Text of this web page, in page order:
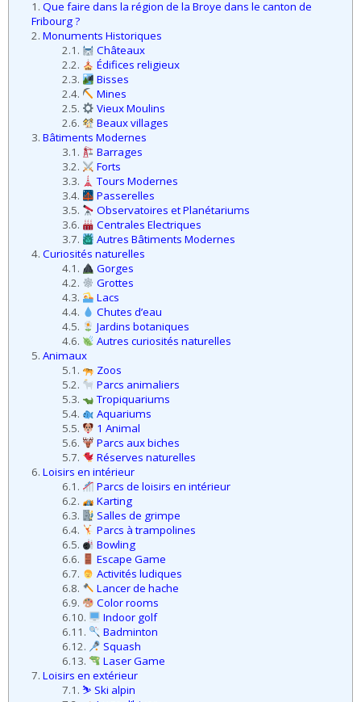
4.1.
Gorges
4.2.
4.3.
Lacs
4.4.
Chutes d’eau
4.5.
Jardins botaniques
4.6.
Autres curiosités naturelles
Animaux
5.1.
Zoos
5.2.
Parcs animaliers
5.3.
Tropiquariums
5.4.
Aquariums
5.5.
1 Animal
5.6.
Parcs aux biches
5.7.
Réserves naturelles
Loisirs en intérieur
6.1.
Parcs de loisirs en intérieur
6.2.
Karting
6.3.
Salles de grimpe
6.4.
Parcs à trampolines
6.5.
Bowling
6.6.
Escape Game
6.7.
Activités ludiques
6.8.
Lancer de hache
6.9.
Color rooms
6.10.
6.11.
Badminton
6.12.
Squash
6.13.
Laser Game
Loisirs en extérieur
7.1. ⛷️ Ski alpin
7.2.
Luge d’hiver
7.3.
Bouées sur neige
7.4.
Parcs de loisirs en extérieur
7.5.
Paintball
7.6.
Minigolf
7.7.
Luge d’été
7.8.
Activités nautiques
7.9.
Trottinherbes
7.10.
Accrobranches
7.11.
Labyrinthes
7.12.🏌️ Golf
7.13.🏌️ Swin Golf
7.14. 🏌️ City Golf
7.15.
Foot Golf
7.16.
Disc Golf
7.17.
Tir à l’arc
7.18.
Tyroliennes
7.19.
Via Ferrata